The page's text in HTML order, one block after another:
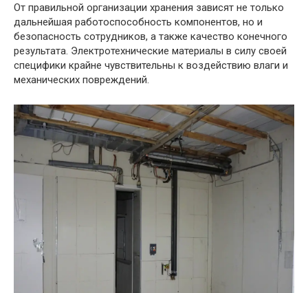
От правильной организации хранения зависят не только
дальнейшая работоспособность компонентов, но и
безопасность сотрудников, а также качество конечного
результата. Электротехнические материалы в силу своей
специфики крайне чувствительны к воздействию влаги и
механических повреждений.